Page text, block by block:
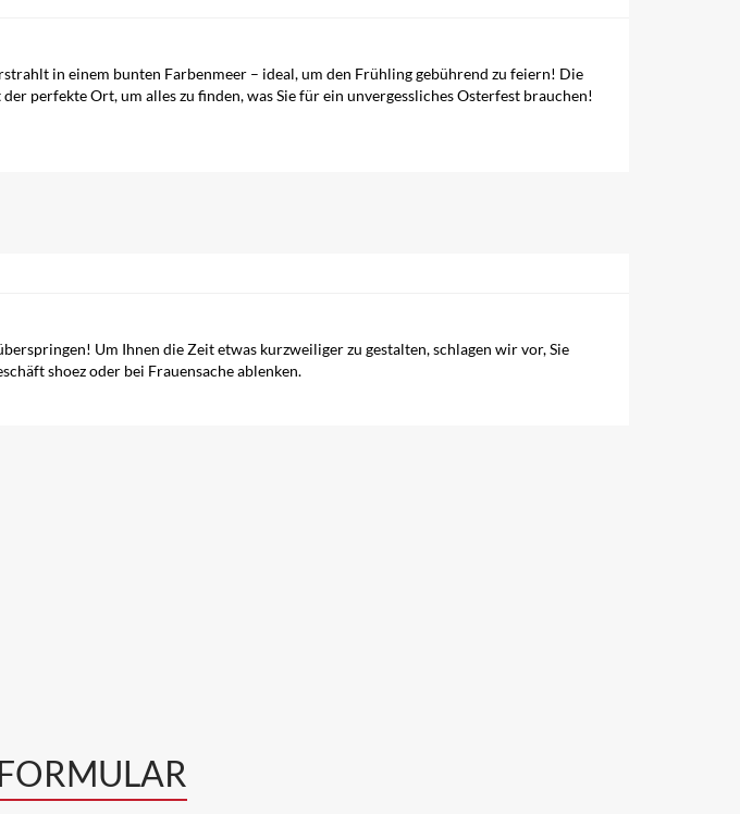
in einem bunten Farbenmeer – ideal, um den Frühling gebührend zu feiern! Die
perfekte Ort, um alles zu finden, was Sie für ein unvergessliches Osterfest brauchen!
Um Ihnen die Zeit etwas kurzweiliger zu gestalten, schlagen wir vor, Sie
shoez oder bei Frauensache ablenken.